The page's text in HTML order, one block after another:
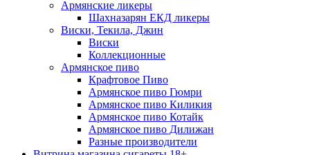
Армянские ликеры
Шахназарян ЕКД ликеры
Виски, Текила, Джин
Виски
Коллекционные
Армянское пиво
Крафтовое Пиво
Армянское пиво Гюмри
Армянское пиво Киликия
Армянское пиво Котайк
Армянское пиво Дилижан
Разные производители